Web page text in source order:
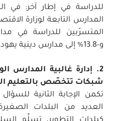
للدراسة في إطار آخر: في
المتسرّبين للدراسة في
و-13.8% إلى مدارس دينية يهودية كبيرة.
2. إدارة غالبية المدارس
شبكات تتخصّص بالتعليم
تكمن الإجابة الثانية
العديد من البلدات